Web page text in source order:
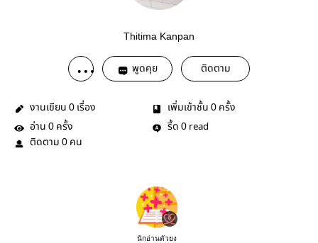
Thitima Kanpan
พูดคุย ติดตาม
งานเขียน 0 เรื่อง เพิ่มเข้าชั้น 0 ครั้ง
อ่าน 0 ครั้ง รี้ด 0 read
ติดตาม 0 คน
นักอ่านตัวยง